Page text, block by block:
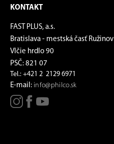
KONTAKT
FAST PLUS, a.s.
Bratislava - mestská časť Ružinov
Vlčie hrdlo 90
PSČ: 821 07
Tel.: +421 2 2129 6971
E-mail: info@philco.sk